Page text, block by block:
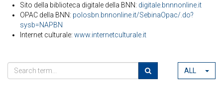
Sito della biblioteca digitale della BNN: digitale.bnnnonline.it
OPAC della BNN: polosbn.bnnonline.it/SebinaOpac/.do?
sysb=NAPBN
Internet culturale: www.internetculturale.it
ALL